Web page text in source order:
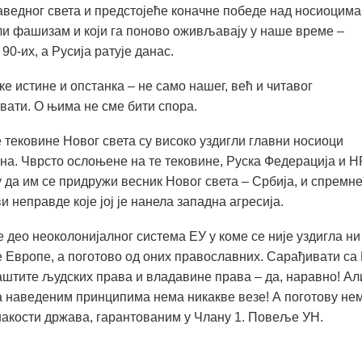
света и предстојеће коначне победе над носиоцима
фашизам и који га поново оживљавају у наше време –
их, а Русија ратује данас.
истине и опстанка – не само нашег, већ и читавог
О њима не сме бити спора.
Новог света су високо уздигли главни носиоци
Чврсто ослоњене на те тековине, Руска Федерација и
да им се придружи весник Новог света – Србија, и
које јој је нанела западна агресија.
неоколонијалног система ЕУ у коме се није уздигла ни
а поготово од оних православних. Сарађивати са
људских права и владавине права – да, наравно!
наведеним принципима нема никакве везе! А поготову
држава, гарантованим у Члану 1. Повеље УН.